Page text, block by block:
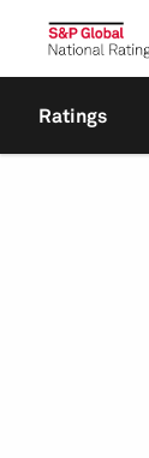
Ratings